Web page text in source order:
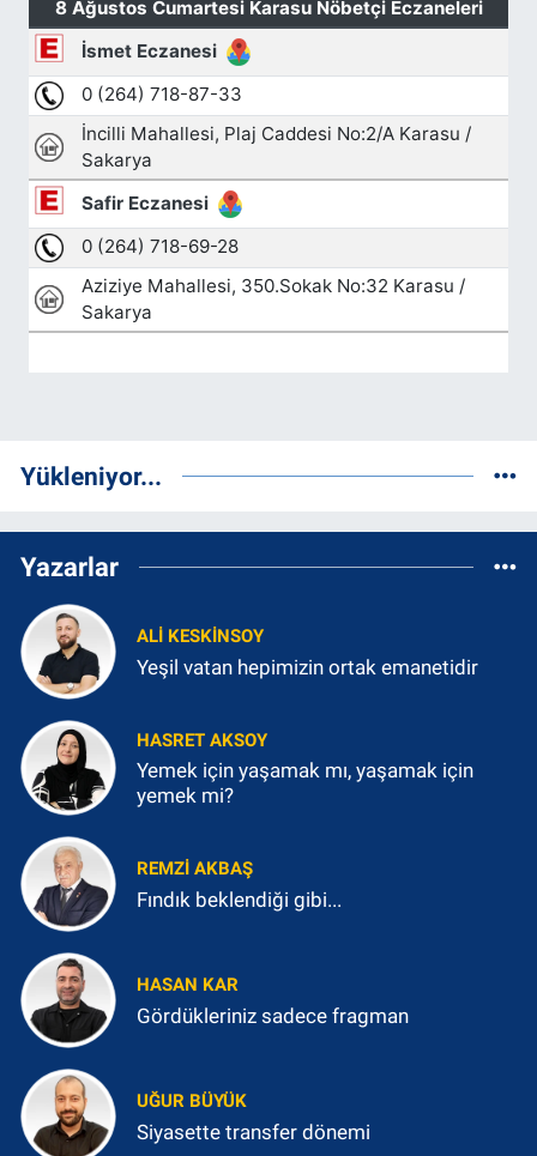
Yükleniyor...
Yazarlar
ALI KESKINSOY
Yeşil vatan hepimizin ortak emanetidir
HASRET AKSOY
Yemek için yaşamak mı, yaşamak için
yemek mi?
REMZI AKBAŞ
Fındık beklendiği gibi...
HASAN KAR
Gördükleriniz sadece fragman
UĞUR BÜYÜK
Siyasette transfer dönemi